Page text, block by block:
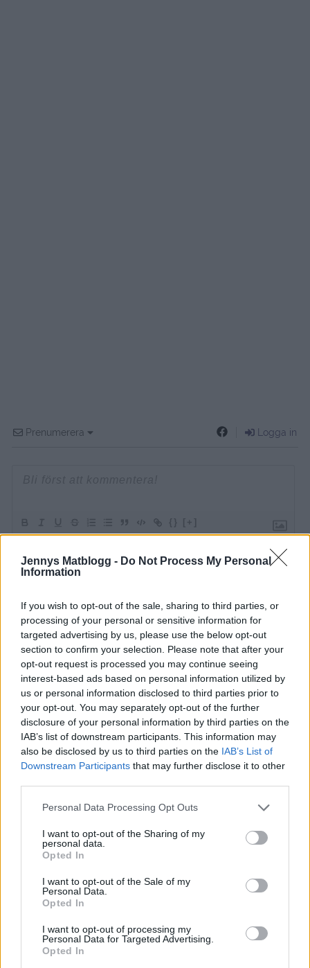
Jennys Matblogg - Do Not Process My Personal
Information
If you wish to opt-out of the sale, sharing to third parties, or
processing of your personal or sensitive information for
targeted advertising by us, please use the below opt-out
section to confirm your selection. Please note that after your
opt-out request is processed you may continue seeing
interest-based ads based on personal information utilized by
us or personal information disclosed to third parties prior to
your opt-out. You may separately opt-out of the further
disclosure of your personal information by third parties on the
IAB’s list of downstream participants. This information may
also be disclosed by us to third parties on the IAB’s List of
Downstream Participants that may further disclose it to other
Personal Data Processing Opt Outs
I want to opt-out of the Sharing of my
personal data.
Opted In
I want to opt-out of the Sale of my
Personal Data.
Opted In
I want to opt-out of processing my
Personal Data for Targeted Advertising.
Opted In
Prenumerera Logga in
{} [+]
0COMMENTS
RAGGMUNKAR MED
BACON & LINGON
Kattungarna är här ❤️ de kom tidigt i går morse. Tre
stycken randiga sötnosar blev det. Ska ta massa bilder
såklart och berätta vad vi har döpt dem till.
Jag ska snart iväg till Nybro för att käka lunch med
Martina, hon hade kollat ut ett ställe som serverade
raggmunkar. Dra mig baklänges vad gott. Tror inte att